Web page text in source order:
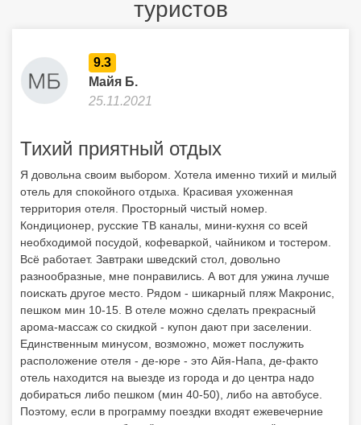
Я довольна своим выбором. Хотела именно тихий и милый
территория отеля. Просторный чистый номер.
Кондиционер, русские ТВ каналы, мини-кухня со всей
необходимой посудой, кофеваркой, чайником и тостером.
Всё работает. Завтраки шведский стол, довольно
пешком мин 10-15. В отеле можно сделать прекрасный
арома-массаж со скидкой - купон дают при заселении.
Единственным минусом, возможно, может послужить
расположение отеля - де-юре - это Айя-Напа, де-факто
отель находится на выезде из города и до центра надо
добираться либо пешком (мин 40-50), либо на автобусе.
Поэтому, если в программу поездки входят ежевечерние
тусовки и желание быть "в центре цивилизации", то лучше
выбрать другой отель. Этот отель - для тишины и
Сергей С.
17.07.2021